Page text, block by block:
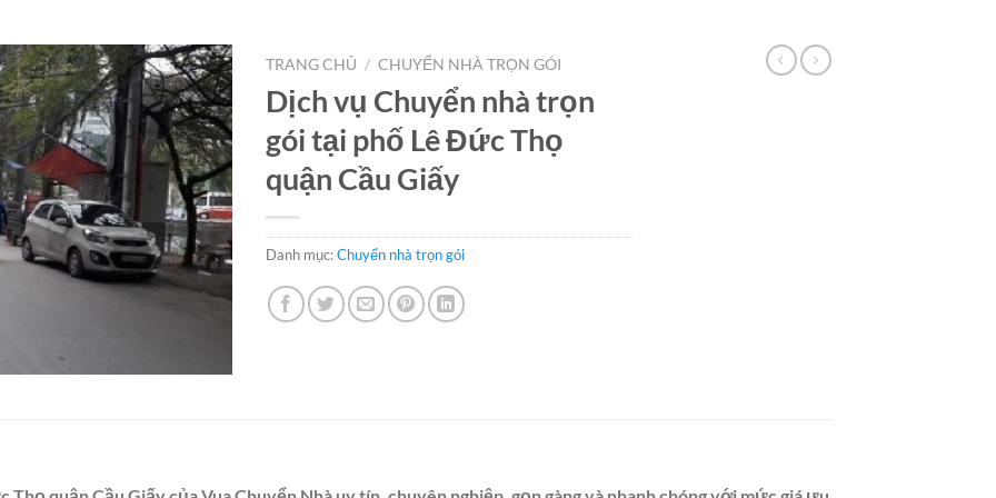
TRANG CHỦ / CHUYỂN NHÀ TRỌN GÓI
Dịch vụ Chuyển nhà trọn
gói tại phố Lê Đức Thọ
quận Cầu Giấy
Danh mục:Chuyển nhà trọn gói